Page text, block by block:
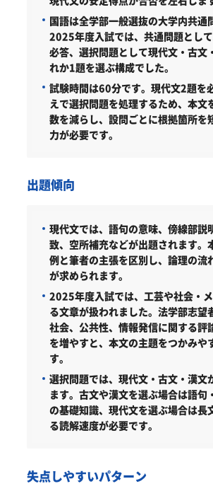
国語は全学部一般選抜の大学内共通
2025年度入試では、共通問題とし
必答、選択問題として現代文・古文
れか1題を選ぶ構成でした。
試験時間は60分です。現代文2題を
えで選択問題を処理するため、本文
数を減らし、設問ごとに根拠箇所を
力が必要です。
出題傾向
現代文では、語句の意味、傍線部説
致、空所補充などが出題されます。
例と筆者の主張を区別し、論理の流
が求められます。
2025年度入試では、工芸や社会・
る文章が扱われました。法学部志望
社会、公共性、情報発信に関する評
を増やすと、本文の主題をつかみや
す。
選択問題では、現代文・古文・漢文
ます。古文や漢文を選ぶ場合は語句
の基礎知識、現代文を選ぶ場合は長
る読解速度が必要です。
失点しやすいパターン